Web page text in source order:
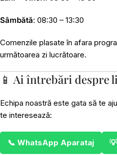
Sâmbătă: 08:30 – 13:30
Comenzile plasate în afara
următoarea zi lucrătoare.
📱 Ai întrebări despre
Echipa noastră este gata să te
te interesează:
📞 WhatsApp Aparataj